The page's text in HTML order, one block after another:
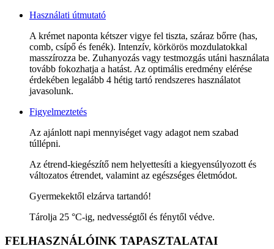
Használati útmutató
A krémet naponta kétszer vigye fel tiszta, száraz bőrre (has,
comb, csípő és fenék). Intenzív, körkörös mozdulatokkal
masszírozza be. Zuhanyozás vagy testmozgás utáni használata
tovább fokozhatja a hatást. Az optimális eredmény elérése
érdekében legalább 4 hétig tartó rendszeres használatot
javasolunk.
Figyelmeztetés
Az ajánlott napi mennyiséget vagy adagot nem szabad
túllépni.
Az étrend-kiegészítő nem helyettesíti a kiegyensúlyozott és
változatos étrendet, valamint az egészséges életmódot.
Gyermekektől elzárva tartandó!
Tárolja 25 °C-ig, nedvességtől és fénytől védve.
FELHASZNÁLÓINK TAPASZTALATAI